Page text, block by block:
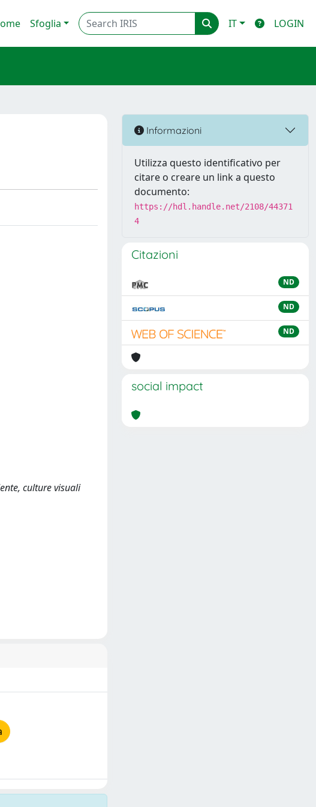
Sfoglia IT LOGIN
culture visuali
Informazioni
Utilizza questo identificativo per
citare o creare un link a questo
documento:
https://hdl.handle.net/2108/44371
4
Citazioni
ND
ND
ND
social impact